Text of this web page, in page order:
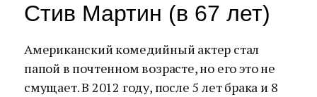
Стив Мартин (в 67 лет)
Американский комедийный актер стал
папой в почтенном возрасте, но его это не
смущает. В 2012 году, после 5 лет брака и 8